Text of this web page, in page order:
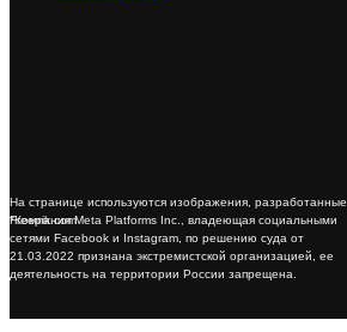
*Компания Meta Platforms Inc., владеющая социальными
сетями Facebook и Instagram, по решению суда от
21.03.2022 признана экстремистской организацией, ее
деятельность на территории России запрещена.
На странице используются изображения, разработанные
Freepik.com